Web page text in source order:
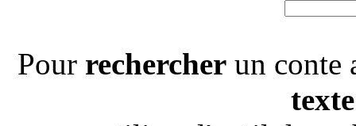
Pour rechercherun conte
texte